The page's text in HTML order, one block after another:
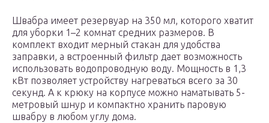
Швабра имеет резервуар на 350 мл, которого хватит
для уборки 1–2 комнат средних размеров. В
комплект входит мерный стакан для удобства
заправки, а встроенный фильтр дает возможность
использовать водопроводную воду. Мощность в 1,3
кВт позволяет устройству нагреваться всего за 30
секунд. А к крюку на корпусе можно наматывать 5-
метровый шнур и компактно хранить паровую
швабру в любом углу дома.